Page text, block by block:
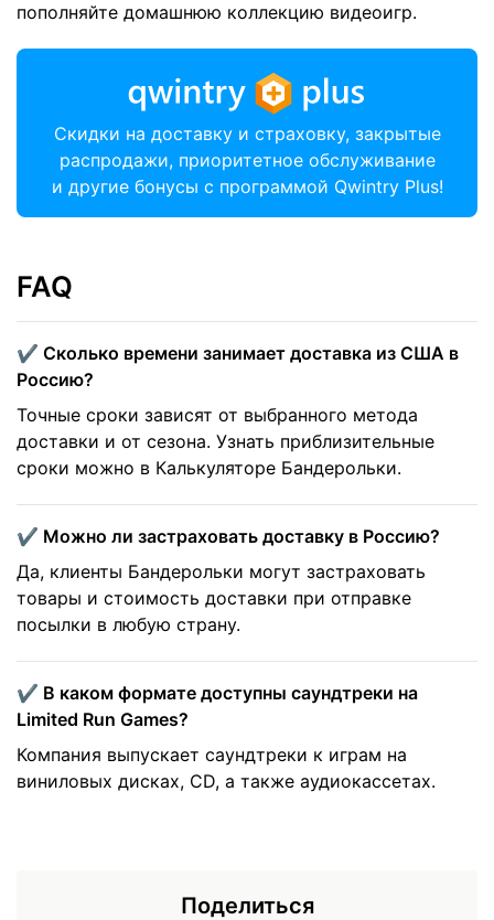
пополняйте домашнюю коллекцию видеоигр.
Скидки на доставку и страховку, закрытые
распродажи, приоритетное обслуживание
и другие бонусы с программой Qwintry Plus!
FAQ
✔️ Сколько времени занимает доставка из США в
Россию?
Точные сроки зависят от выбранного метода
доставки и от сезона. Узнать приблизительные
сроки можно в Калькуляторе Бандерольки.
✔️ Можно ли застраховать доставку в Россию?
Да, клиенты Бандерольки могут застраховать
товары и стоимость доставки при отправке
посылки в любую страну.
✔️ В каком формате доступны саундтреки на
Limited Run Games?
Компания выпускает саундтреки к играм на
виниловых дисках, CD, а также аудиокассетах.
Поделиться